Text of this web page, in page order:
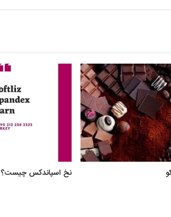
نخ اسپاندکس چیست؟